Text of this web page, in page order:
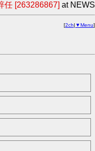
任 [263286867] at NEWS
[2ch| ▼Menu]